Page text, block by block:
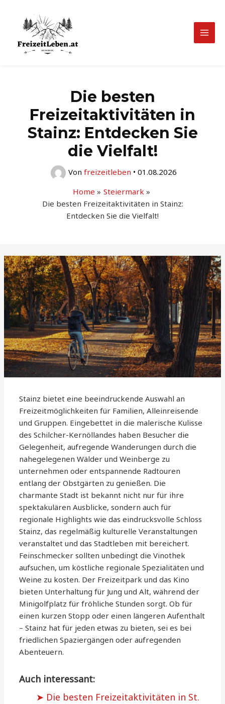
springen
Main
Die besten
Freizeitaktivitäten in
Stainz: Entdecken Sie
die Vielfalt!
Von freizeitleben • 01.08.2026
Home
Steiermark
Die besten Freizeitaktivitäten in Stainz:
Entdecken Sie die Vielfalt!
Stainz bietet eine beeindruckende Auswahl an
Freizeitmöglichkeiten für Familien, Alleinreisende
und Gruppen. Eingebettet in die malerische Kulisse
des Schilcher-Kernöllandes haben Besucher die
Gelegenheit, aufregende Wanderungen durch die
nahegelegenen Wälder und Weinberge zu
unternehmen oder entspannende Radtouren
entlang der Obstgärten zu genießen. Die
charmante Stadt ist bekannt nicht nur für ihre
spektakulären Ausblicke, sondern auch für
regionale Highlights wie das eindrucksvolle Schloss
Stainz, das regelmäßig kulturelle Veranstaltungen
veranstaltet und das Stadtleben mit bereichert.
Feinschmecker sollten unbedingt die Vinothek
aufsuchen, um köstliche regionale Spezialitäten und
Weine zu kosten. Der Freizeitpark und das Kino
bieten Unterhaltung für Jung und Alt, während der
Minigolfplatz für fröhliche Stunden sorgt. Ob für
einen kurzen Stopp oder einen längeren Aufenthalt
– Stainz hat für jeden etwas zu bieten, sei es bei
friedlichen Spaziergängen oder aufregenden
Abenteuern.
Auch interessant:
Die besten Freizeitaktivitäten in St.